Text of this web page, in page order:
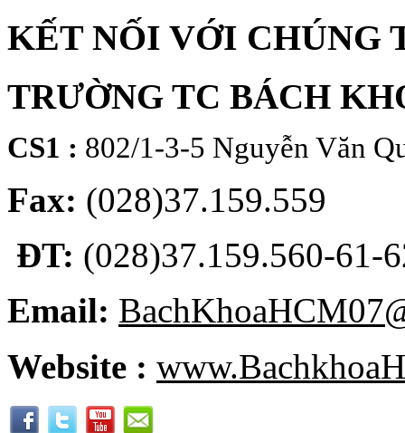
KẾT NỐI VỚI CHÚNG
TRƯỜNG TC BÁCH
CS1 : 802/1-3-5 Nguyễn Văn
Fax: (028)37.159.559
ĐT: (028)37.159.560-61-
Email:
Website :